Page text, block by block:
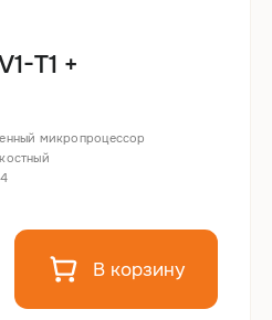
T1 +
микропроцессор
В корзину